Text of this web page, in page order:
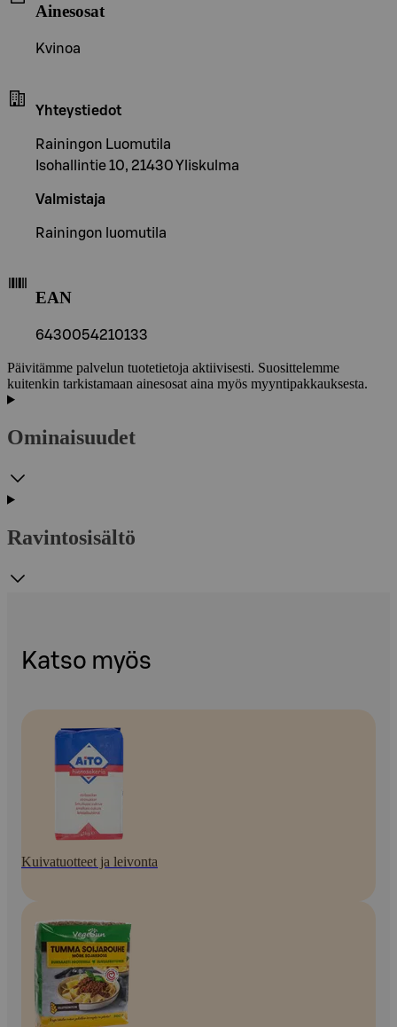
Ainesosat
Kvinoa
Yhteystiedot
Rainingon Luomutila
Isohallintie 10, 21430 Yliskulma
Valmistaja
Rainingon luomutila
EAN
6430054210133
Päivitämme palvelun tuotetietoja aktiivisesti. Suosittelemme
kuitenkin tarkistamaan ainesosat aina myös myyntipakkauksesta.
Ominaisuudet
Ravintosisältö
Katso myös
Kuivatuotteet ja leivonta